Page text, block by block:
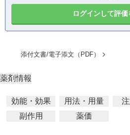
ログインして評価
添付文書/電子添文（PDF）
薬剤情報
効能・効果 用法・用量
副作用
薬価